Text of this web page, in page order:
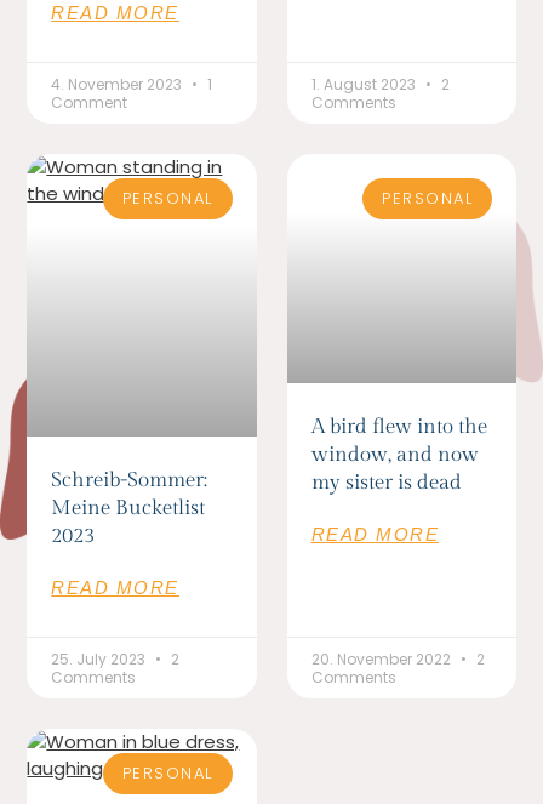
READ MORE
4. November 2023
1
Comment
1. August 2023
2
Comments
PERSONAL
Schreib-Sommer:
Meine Bucketlist
2023
READ MORE
25. July 2023
2
Comments
PERSONAL
A bird flew into the
window, and now
my sister is dead
READ MORE
20. November 2022
2
Comments
PERSONAL